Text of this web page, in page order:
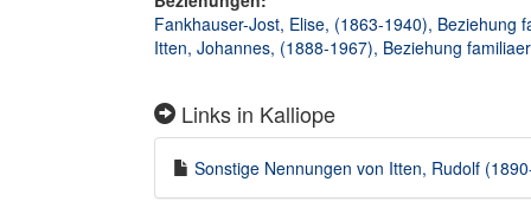
Fankhauser-Jost, Elise, (1863-1940), Beziehung
Itten, Johannes, (1888-1967), Beziehung
Links in Kalliope
Sonstige Nennungen von Itten, Rudolf